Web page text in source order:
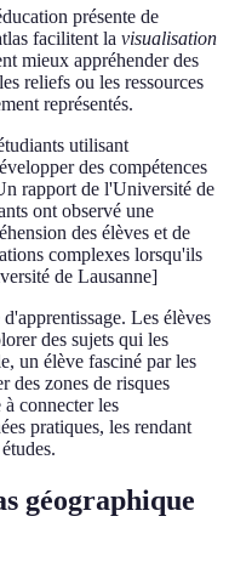
présente de
facilitent la visualisation
mieux appréhender des
reliefs ou les ressources
représentés.
utilisant
des compétences
rapport de l'Université de
ont observé une
des élèves et de
complexes lorsqu'ils
de Lausanne]
Les élèves
des sujets qui les
un élève fasciné par les
des zones de risques
connecter les
pratiques, les rendant
géographique